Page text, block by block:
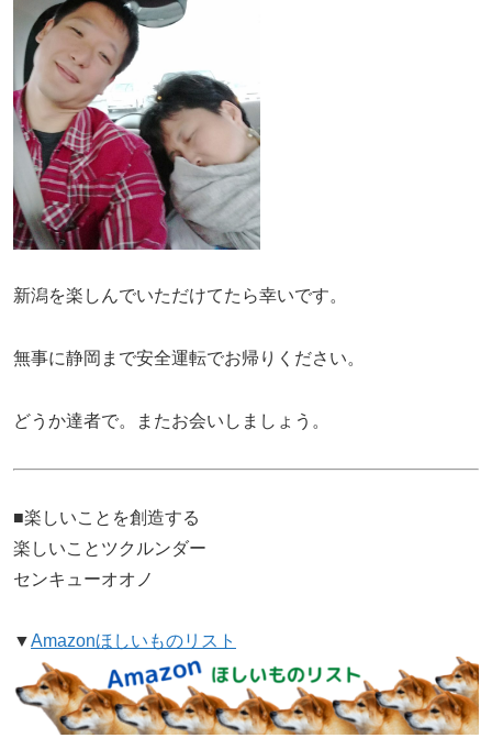
新潟を楽しんでいただけてたら幸いです。
無事に静岡まで安全運転でお帰りください。
どうか達者で。またお会いしましょう。
■楽しいことを創造する
楽しいことツクルンダー
センキューオオノ
▼Amazonほしいものリスト